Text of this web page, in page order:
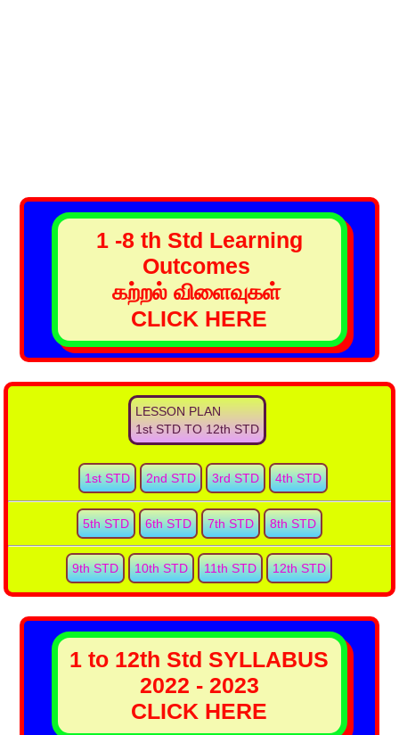
1 -8 th Std Learning
Outcomes
கற்றல் விளைவுகள்
CLICK HERE
LESSON PLAN
1st STD TO 12th STD
1st STD 2nd STD 3rd STD 4th STD
5th STD 6th STD 7th STD 8th STD
9th STD 10th STD 11th STD 12th STD
1 to 12th Std SYLLABUS
2022 - 2023
CLICK HERE